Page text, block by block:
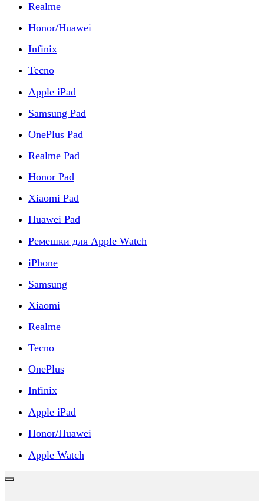
Realme
Honor/Huawei
Infinix
Tecno
Apple iPad
Samsung Pad
OnePlus Pad
Realme Pad
Honor Pad
Xiaomi Pad
Huawei Pad
Ремешки для Apple Watch
iPhone
Samsung
Xiaomi
Realme
Tecno
OnePlus
Infinix
Apple iPad
Honor/Huawei
Apple Watch